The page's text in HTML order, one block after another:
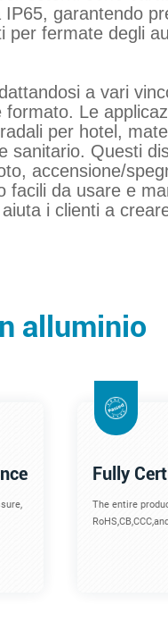
garantendo
per fermate degli
a vari
Le
per hotel,
sanitario. Questi
accensione/
facili da usare e
i clienti a
alluminio
Fully
The entire